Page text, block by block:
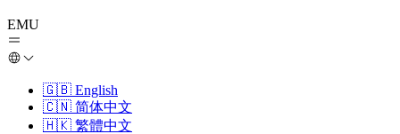
EMU
🇬🇧 English
🇨🇳 简体中文
🇭🇰 繁體中文